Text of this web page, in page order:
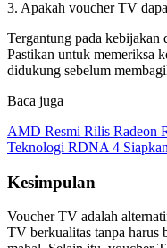
3. Apakah voucher TV
Tergantung pada
Pastikan untuk memeriksa
didukung sebelum
Baca juga
AMD Resmi Rilis Radeon
Teknologi RDNA 4
Kesimpulan
Voucher TV adalah
TV berkualitas tanpa harus